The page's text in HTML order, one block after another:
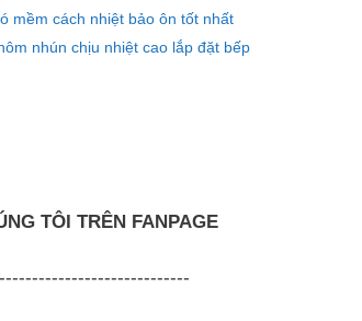
mềm cách nhiệt bảo ôn tốt nhất
nhún chịu nhiệt cao lắp đặt bếp
TÔI TRÊN FANPAGE